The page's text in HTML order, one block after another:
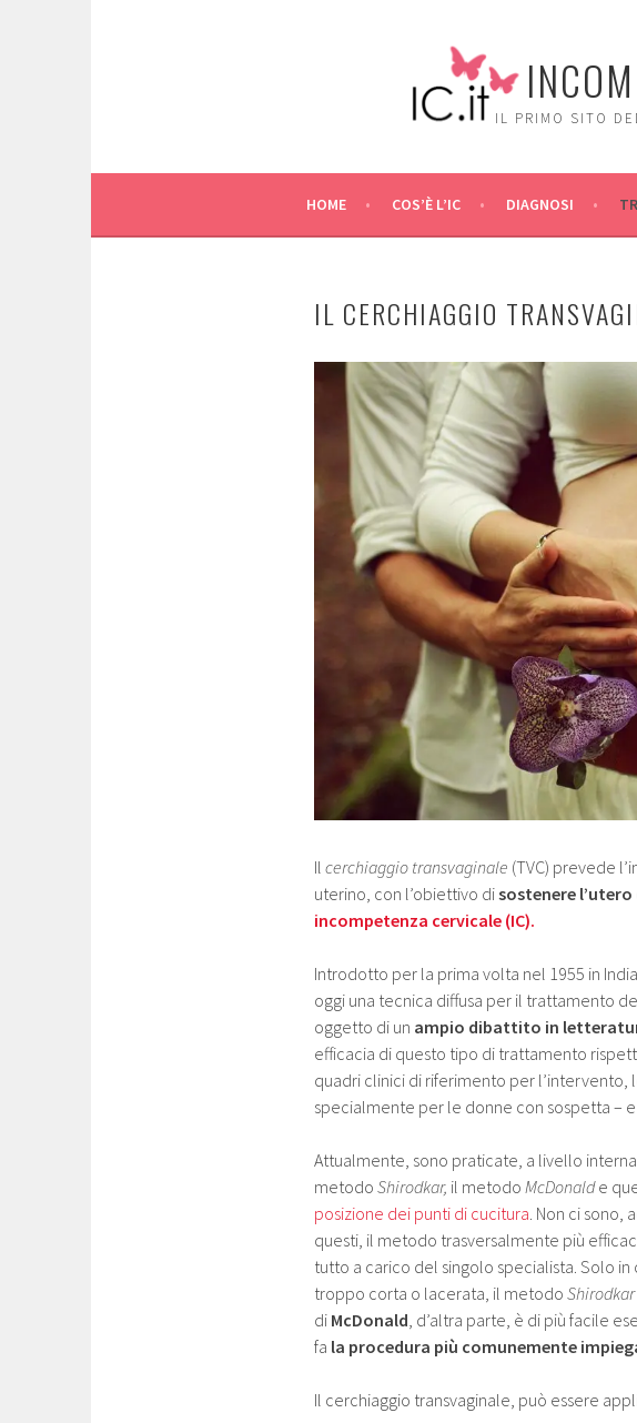
IL PRIMO SITO
HOME COS’È L’IC DIAGNOSI
IL CERCHIAGGIO
Il cerchiaggio transvaginale (TVC) prevede
uterino, con l’obiettivo disostenere
incompetenza cervicale (IC).
Introdotto per la prima volta nel 1955 in
oggi una tecnica diffusa per il trattamento
oggetto di un ampio dibattito in
efficacia di questo tipo di trattamento
quadri clinici di riferimento per
specialmente per le donne con sospetta – e
Attualmente, sono praticate, a livello
metodo Shirodkar, il metodo McDonalde
posizione dei punti di cucitura. Non ci sono,
questi, il metodo trasversalmente più
tutto a carico del singolo specialista. Solo
troppo corta o lacerata, il metodo Shirodkar
di McDonald, d’altra parte, è di più facile
fa la procedura più comunemente
Il cerchiaggio transvaginale, può essere